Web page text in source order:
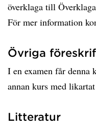
överklaga till
För mer information
Övriga
I en examen får denna
annan kurs med
Litteratur